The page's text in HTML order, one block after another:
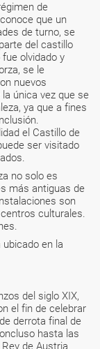
de
que un
de turno, se
del castillo
olvidado y
se le
nuevos
única vez que se
ya que a fines
el Castillo de
ser visitado
no solo es
más antiguas de
son
culturales.
en la
del siglo XIX,
el fin de celebrar
derrota final de
hasta las
de Austria